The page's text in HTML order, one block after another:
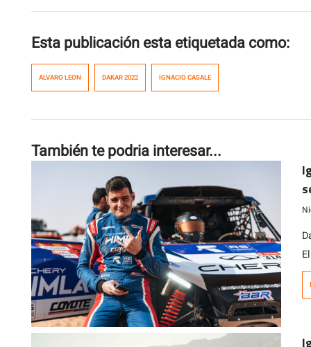
Esta publicación esta etiquetada como:
ALVARO LEON DAKAR 2022 IGNACIO CASALE
También te podria interesar...